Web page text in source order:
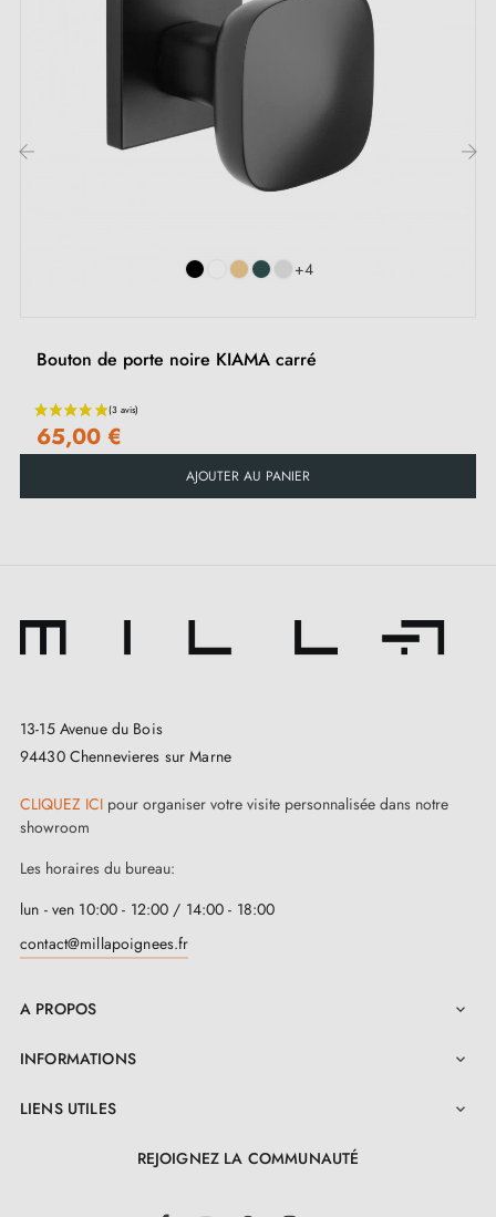
Adaptateurs de montage
Deux tiges carrées : 7x7 mm pour la France, 8x8 mm
pour la Belgique, la Suisse et l'UE
Vis M4 pour une fixation robuste
Vis et clé Allen de 3 mm pour l'assemblage
+4
Bouton de porte noire KIAMA carré
65,00 €
AJOUTER AU PANIER
13-15 Avenue du Bois
94430 Chennevieres sur Marne
CLIQUEZ ICI pour organiser votre visite personnalisée dans notre
showroom
Les horaires du bureau:
lun - ven 10:00 - 12:00 / 14:00 - 18:00
contact@millapoignees.fr
A PROPOS 
INFORMATIONS 
LIENS UTILES 
REJOIGNEZ LA COMMUNAUTÉ